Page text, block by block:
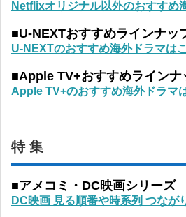
Netflixオリジナル以外のおすすめ
■U-NEXTおすすめラインナッ
U-NEXTのおすすめ海外ドラマは
■Apple TV+おすすめラインナ
Apple TV+のおすすめ海外ドラマ
特 集
■アメコミ・DC映画シリーズ
DC映画 見る順番や時系列 つなが